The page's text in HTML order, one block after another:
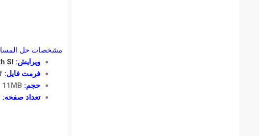
مشخصات حل
ویرایش: SI
فرمت فایل:
حجم:
تعداد صفحه: